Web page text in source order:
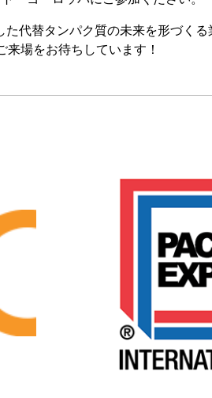
代替タンパク質の未来を形づく
場をお待ちしています！